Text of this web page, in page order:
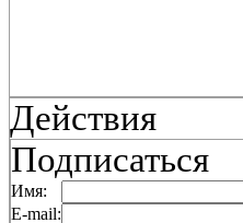
Действия
Подписаться
Имя:
E-mail: